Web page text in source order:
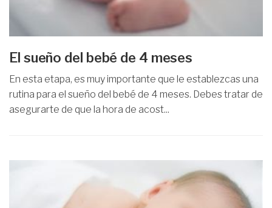
El sueño del bebé de 4 meses
En esta etapa, es muy importante que le establezcas una
rutina para el sueño del bebé de 4 meses. Debes tratar de
asegurarte de que la hora de acost...